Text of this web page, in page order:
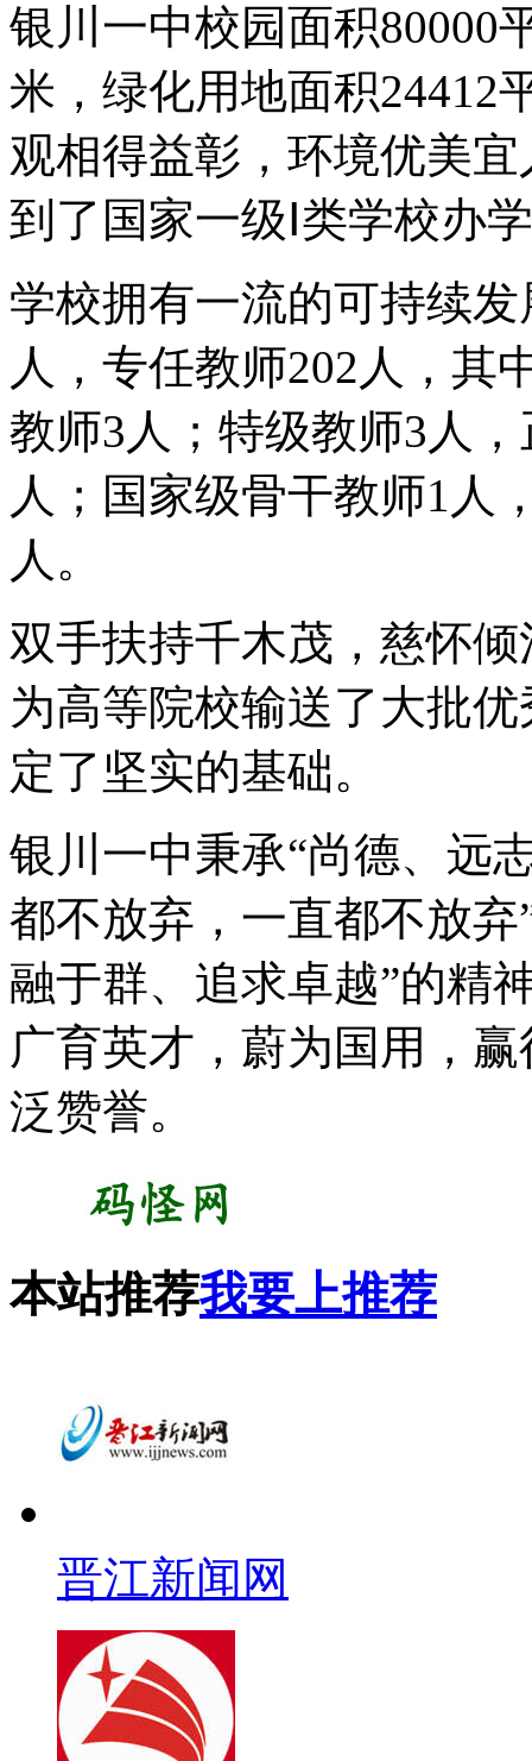
银川一中校园面积80000
米，绿化用地面积24412
观相得益彰，环境优美
到了国家一级Ⅰ类学校办
学校拥有一流的可持续
人，专任教师202人，其
教师3人；特级教师3人
人；国家级骨干教师1人
人。
双手扶持千木茂，慈怀
为高等院校输送了大批
定了坚实的基础。
银川一中秉承“尚德、远
都不放弃，一直都不放
融于群、追求卓越”的精
广育英才，蔚为国用，
泛赞誉。
本站推荐我要上推荐
晋江新闻网